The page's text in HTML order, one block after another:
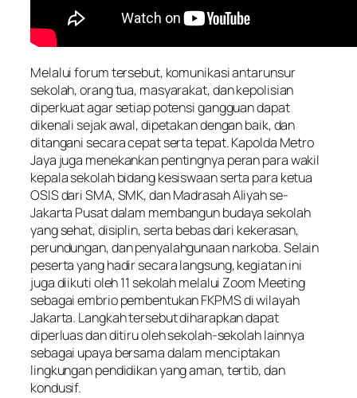
Melalui forum tersebut, komunikasi antarunsur
sekolah, orang tua, masyarakat, dan kepolisian
diperkuat agar setiap potensi gangguan dapat
dikenali sejak awal, dipetakan dengan baik, dan
ditangani secara cepat serta tepat. Kapolda Metro
Jaya juga menekankan pentingnya peran para wakil
kepala sekolah bidang kesiswaan serta para ketua
OSIS dari SMA, SMK, dan Madrasah Aliyah se-
Jakarta Pusat dalam membangun budaya sekolah
yang sehat, disiplin, serta bebas dari kekerasan,
perundungan, dan penyalahgunaan narkoba. Selain
peserta yang hadir secara langsung, kegiatan ini
juga diikuti oleh 11 sekolah melalui Zoom Meeting
sebagai embrio pembentukan FKPMS di wilayah
Jakarta. Langkah tersebut diharapkan dapat
diperluas dan ditiru oleh sekolah-sekolah lainnya
sebagai upaya bersama dalam menciptakan
lingkungan pendidikan yang aman, tertib, dan
kondusif.